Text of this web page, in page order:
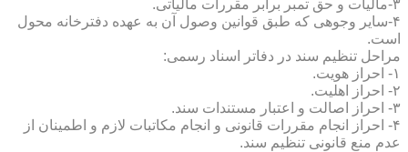
۳-مالیات و حق تمبر برابر مقررات مالیاتی.
۴-سایر وجوهی که طبق قوانین وصول آن به عهده دفترخانه محول
است.
مراحل تنظیم سند در دفاتر اسناد رسمی:
۱- احراز هویت.
۲- احراز اهلیت.
۳- احراز اصالت و اعتبار مستندات سند.
۴- احراز انجام مقررات قانونی و انجام مکاتبات لازم و اطمینان از
عدم منع قانونی تنظیم سند.